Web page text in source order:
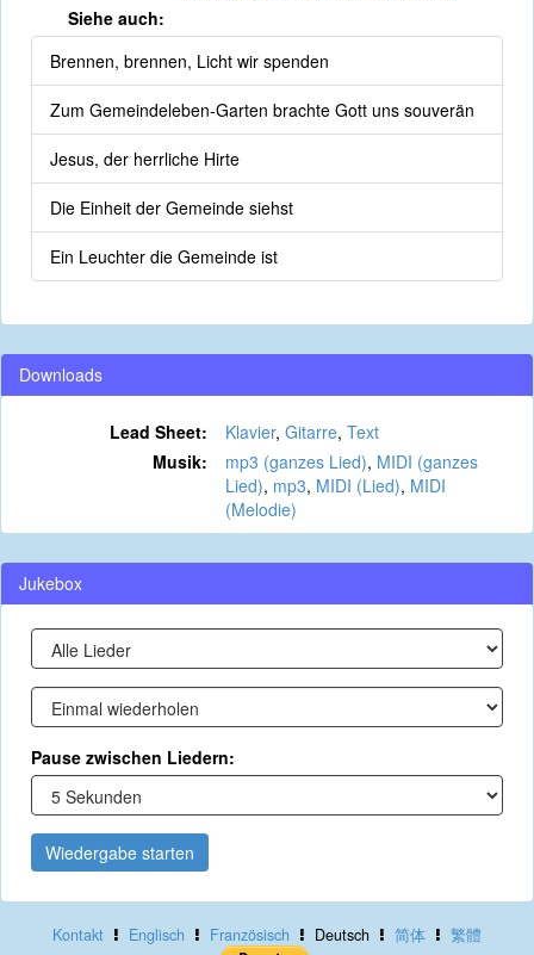
Siehe auch:
Brennen, brennen, Licht wir spenden
Zum Gemeindeleben-Garten brachte Gott uns souverän
Jesus, der herrliche Hirte
Die Einheit der Gemeinde siehst
Ein Leuchter die Gemeinde ist
Downloads
Lead Sheet: Klavier, Gitarre, Text
Musik:
mp3 (ganzes Lied), MIDI (ganzes
Lied), mp3, MIDI (Lied), MIDI
(Melodie)
Jukebox
Pause zwischen Liedern:
Wiedergabe starten
Kontakt Englisch Französisch Deutsch 简体 繁體